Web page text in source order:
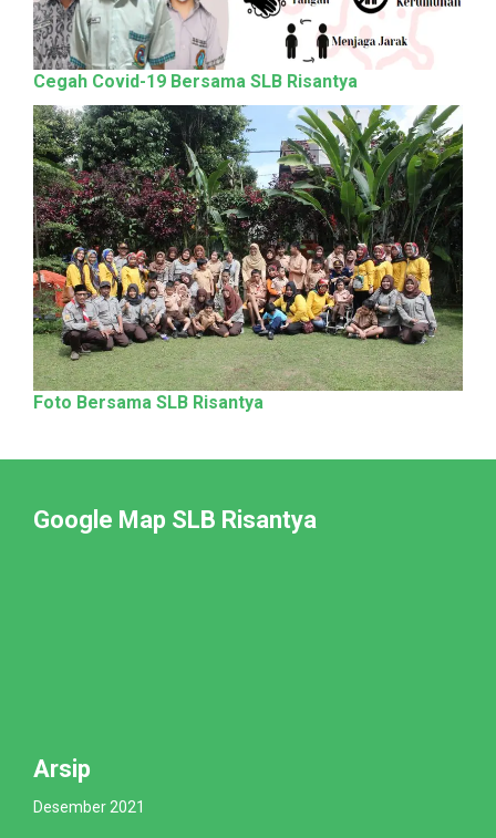
Cegah Covid-19 Bersama SLB Risantya
Foto Bersama SLB Risantya
Google Map SLB Risantya
Arsip
Desember 2021